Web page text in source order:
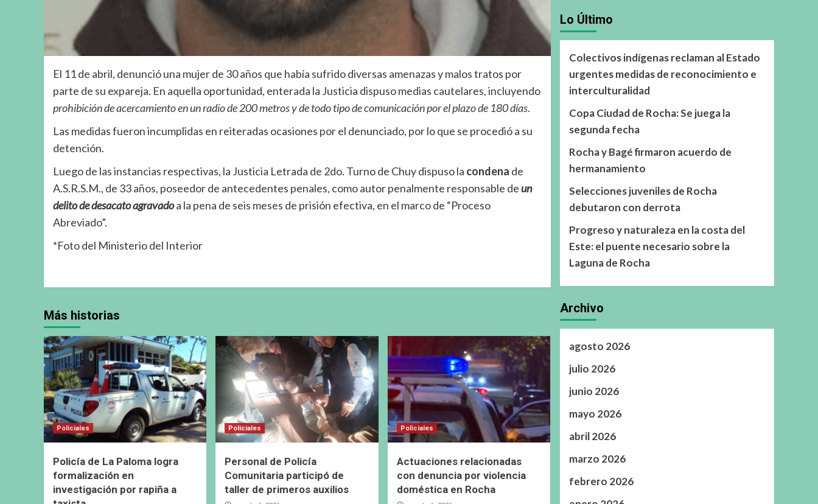
El 11 de abril, denunció una mujer de 30 años que había sufrido diversas amenazas y malos tratos por
parte de su expareja. En aquella oportunidad, enterada la Justicia dispuso medias cautelares, incluyendo
prohibición de acercamiento en un radio de 200 metros y de todo tipo de comunicación por el plazo de 180 días.
Las medidas fueron incumplidas en reiteradas ocasiones por el denunciado, por lo que se procedió a su
detención.
Luego de las instancias respectivas, la Justicia Letrada de 2do. Turno de Chuy dispuso la condena de
A.S.R.S.M., de 33 años, poseedor de antecedentes penales, como autor penalmente responsable de un
delito de desacato agravadoa la pena de seis meses de prisión efectiva, en el marco de “Proceso
Abreviado”.
*Foto del Ministerio del Interior
Más historias
Policiales
Policía de La Paloma logra
formalización en
investigación por rapiña a
Policiales
Personal de Policía
Comunitaria participó de
taller de primeros auxilios
Policiales
Actuaciones relacionadas
con denuncia por violencia
doméstica en Rocha
Lo Último
Colectivos indígenas reclaman al Estado
urgentes medidas de reconocimiento e
interculturalidad
Copa Ciudad de Rocha: Se juega la
segunda fecha
Rocha y Bagé firmaron acuerdo de
hermanamiento
Selecciones juveniles de Rocha
debutaron con derrota
Progreso y naturaleza en la costa del
Este: el puente necesario sobre la
Laguna de Rocha
Archivo
agosto 2026
julio 2026
junio 2026
mayo 2026
abril 2026
marzo 2026
febrero 2026